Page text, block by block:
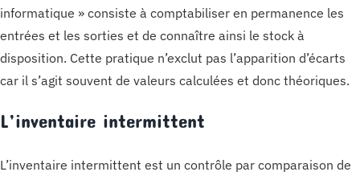
informatique » consiste à comptabiliser en permanence les
entrées et les sorties et de connaître ainsi le stock à
disposition. Cette pratique n’exclut pas l’apparition d’écarts
car il s’agit souvent de valeurs calculées et donc théoriques.
L’inventaire intermittent
L’inventaire intermittent est un contrôle par comparaison de